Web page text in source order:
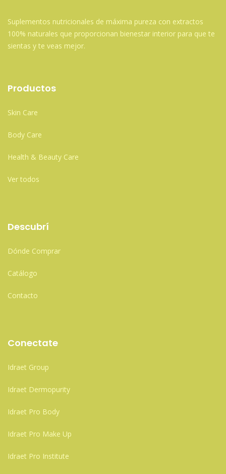
Suplementos nutricionales de máxima pureza con extractos
100% naturales que proporcionan bienestar interior para que te
sientas y te veas mejor.
Productos
Skin Care
Body Care
Health & Beauty Care
Ver todos
Descubrí
Dónde Comprar
Catálogo
Contacto
Conectate
Idraet Group
Idraet Dermopurity
Idraet Pro Body
Idraet Pro Make Up
Idraet Pro Institute